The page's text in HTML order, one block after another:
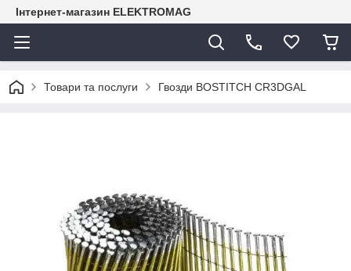
Інтернет-магазин ELEKTROMAG
Товари та послуги Гвозди BOSTITCH CR3DGAL